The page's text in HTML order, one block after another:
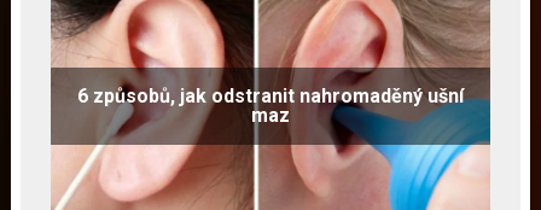
6 způsobů, jak odstranit nahromaděný ušní
maz